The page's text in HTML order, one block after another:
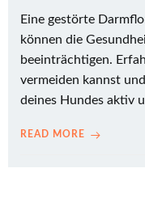
Eine gestörte
können die
beeinträchtigen.
vermeiden kannst
deines Hundes aktiv
READ MORE